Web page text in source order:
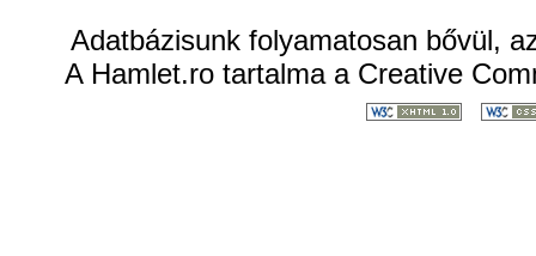
Adatbázisunk folyamatosan bővül,
A Hamlet.ro tartalma a Creative